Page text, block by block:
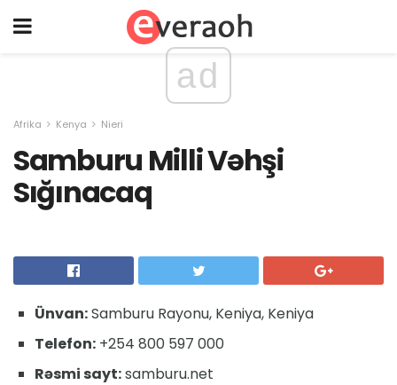
ad
Afrika Kenya Nieri
Samburu Milli Vəhşi
Sığınacaq
Ünvan:Samburu Rayonu, Keniya, Keniya
Telefon: +254 800 597 000
Rəsmi sayt:samburu.net